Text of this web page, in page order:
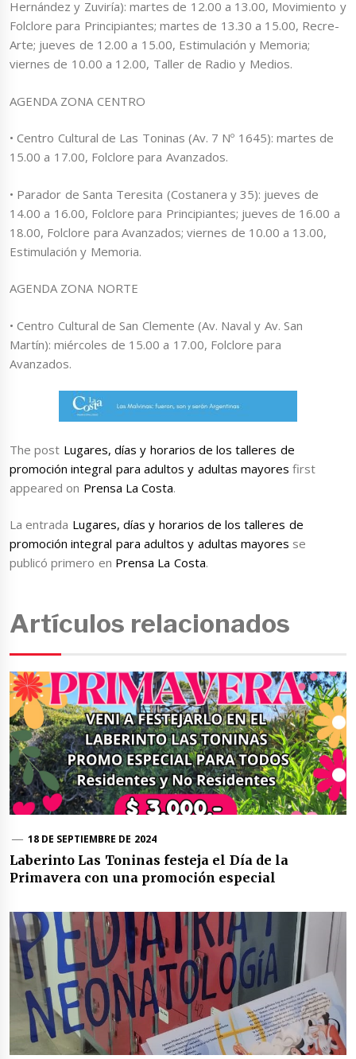
Hernández y Zuviría): martes de 12.00 a 13.00, Movimiento y
Folclore para Principiantes; martes de 13.30 a 15.00, Recre-
Arte; jueves de 12.00 a 15.00, Estimulación y Memoria;
viernes de 10.00 a 12.00, Taller de Radio y Medios.
AGENDA ZONA CENTRO
• Centro Cultural de Las Toninas (Av. 7 Nº 1645): martes de
15.00 a 17.00, Folclore para Avanzados.
• Parador de Santa Teresita (Costanera y 35): jueves de
14.00 a 16.00, Folclore para Principiantes; jueves de 16.00 a
18.00, Folclore para Avanzados; viernes de 10.00 a 13.00,
Estimulación y Memoria.
AGENDA ZONA NORTE
• Centro Cultural de San Clemente (Av. Naval y Av. San
Martín): miércoles de 15.00 a 17.00, Folclore para
Avanzados.
The post Lugares, días y horarios de los talleres de
promoción integral para adultos y adultas mayores first
appeared on Prensa La Costa.
La entrada Lugares, días y horarios de los talleres de
promoción integral para adultos y adultas mayores se
publicó primero en Prensa La Costa.
Artículos relacionados
18 DE SEPTIEMBRE DE 2024
Laberinto Las Toninas festeja el Día de la
Primavera con una promoción especial